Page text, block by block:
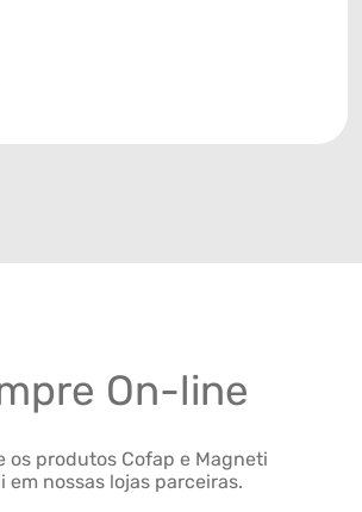
On-line
os produtos Cofap e Magneti
em nossas lojas parceiras.